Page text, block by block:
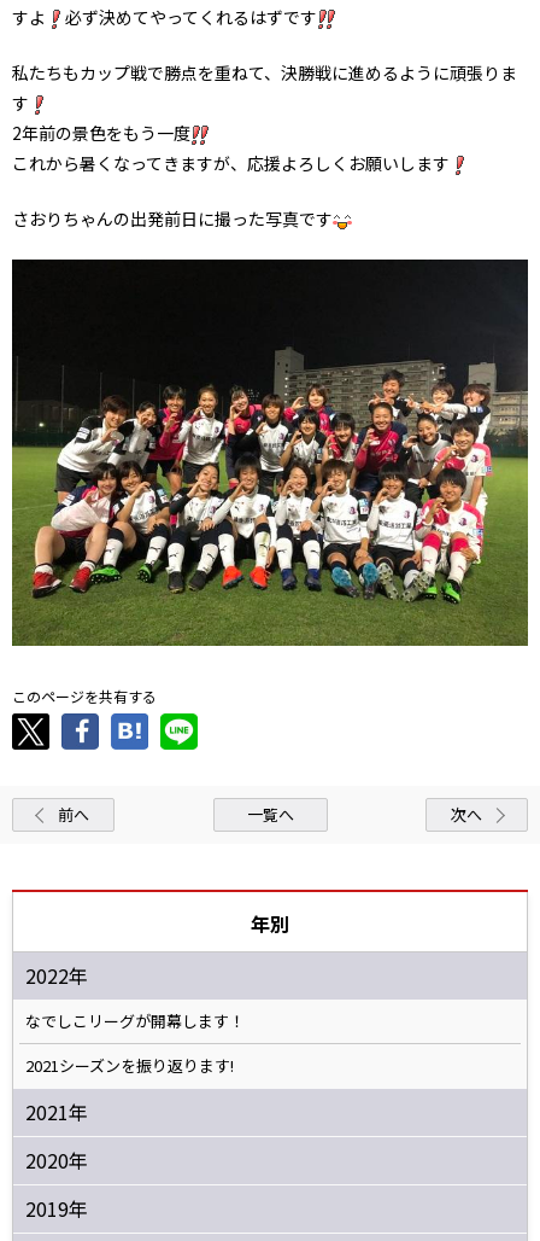
すよ
必ず決めてやってくれるはずです
私たちもカップ戦で勝点を重ねて、決勝戦に進めるように頑張りま
す
2年前の景色をもう一度
これから暑くなってきますが、応援よろしくお願いします
さおりちゃんの出発前日に撮った写真です
このページを共有する
前へ 一覧へ 次へ
年別
2022年
なでしこリーグが開幕します！
2021シーズンを振り返ります!
2021年
2020年
2019年